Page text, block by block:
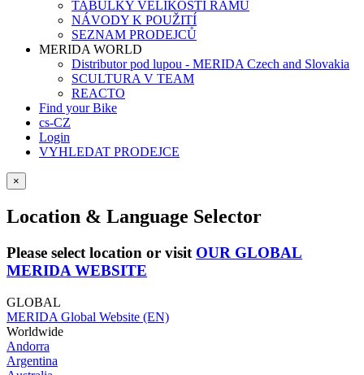
TABULKY VELIKOSTÍ RÁMŮ
NÁVODY K POUŽITÍ
SEZNAM PRODEJCŮ
MERIDA WORLD
Distributor pod lupou - MERIDA Czech and Slovakia
SCULTURA V TEAM
REACTO
Find your Bike
cs-CZ
Login
VYHLEDAT PRODEJCE
×
Location & Language Selector
Please select location or visit OUR GLOBAL
MERIDA WEBSITE
GLOBAL
MERIDA Global Website (EN)
Worldwide
Andorra
Argentina